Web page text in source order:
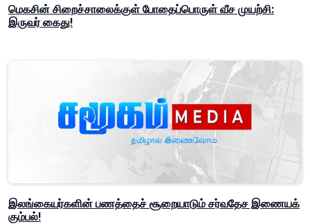
மெகசின் சிறைச்சாலைக்குள் போதைப்பொருள் வீச முயற்சி:
இருவர் கைது!
இலங்கையர்களின் பணத்தைச் சூறையாடும் சர்வதேச இணையக்
கும்பல்!